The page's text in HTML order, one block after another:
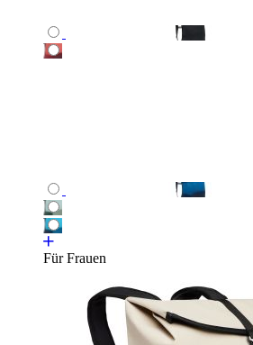
Für Frauen